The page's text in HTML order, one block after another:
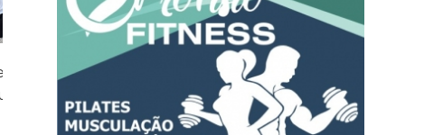
Prefeito Roberval de Oliveira
e Governo de São Paulo
entregam 73 casas populares
Tradição, tecnologia e
qualidade fazem do
Automotivo de Enio